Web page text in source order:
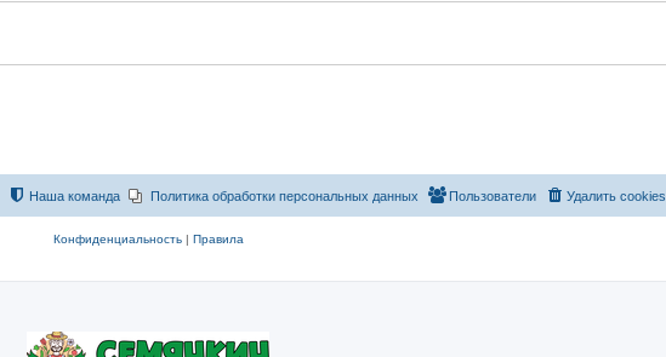
Удалить cookies
Пользователи
Политика обработки персональных данных
Наша команда
Конфиденциальность| Правила